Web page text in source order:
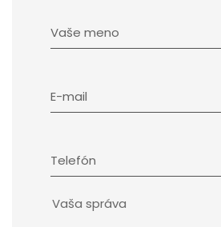
Vaše meno
E-mail
Telefón